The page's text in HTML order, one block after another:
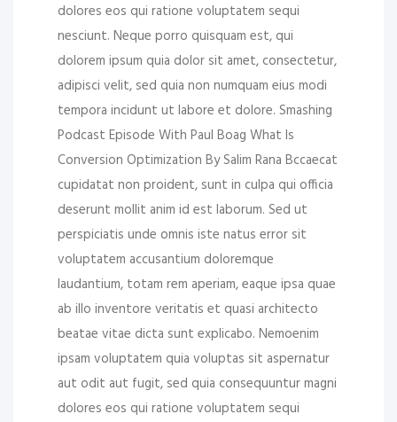
dolores eos qui ratione voluptatem sequi
nesciunt. Neque porro quisquam est, qui
dolorem ipsum quia dolor sit amet, consectetur,
adipisci velit, sed quia non numquam eius modi
tempora incidunt ut labore et dolore. Smashing
Podcast Episode With Paul Boag What Is
Conversion Optimization By Salim Rana Bccaecat
cupidatat non proident, sunt in culpa qui officia
deserunt mollit anim id est laborum. Sed ut
perspiciatis unde omnis iste natus error sit
voluptatem accusantium doloremque
laudantium, totam rem aperiam, eaque ipsa quae
ab illo inventore veritatis et quasi architecto
beatae vitae dicta sunt explicabo. Nemoenim
ipsam voluptatem quia voluptas sit aspernatur
aut odit aut fugit, sed quia consequuntur magni
dolores eos qui ratione voluptatem sequi